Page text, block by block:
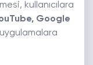
kullanıcılara
Google